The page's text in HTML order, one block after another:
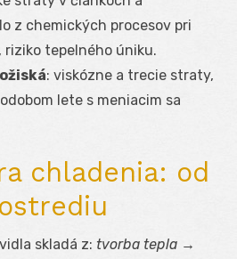
z chemických procesov pri
riziko tepelného úniku.
: viskózne a trecie straty,
lete s meniacim sa
chladenia: od
skladá z: tvorba tepla →